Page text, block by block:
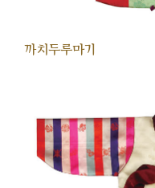
까치두루마기